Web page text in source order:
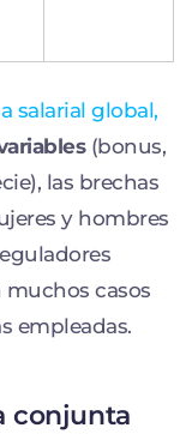
salarial global,
(bonus,
las brechas
y hombres
muchos casos
empleadas.
conjunta